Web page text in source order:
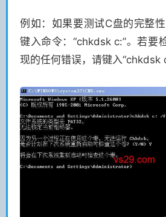
例如：如果要测试C盘的完整
键入命令：“chkdsk c:”。若要
现的任何错误，请键入“chkdsk